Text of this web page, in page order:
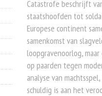
Catastrofe beschrijft
staatshoofden tot
Europese continent
samenkomst van
loopgravenoorlog,
op paarden tegen
analyse van
schuldig is aan het